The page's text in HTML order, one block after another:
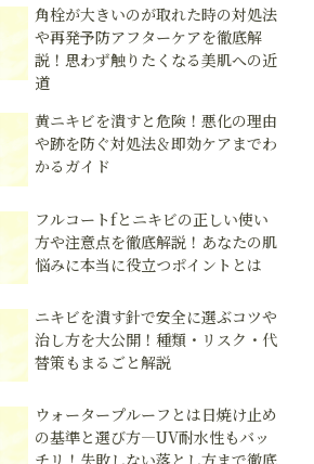
角栓が大きいのが取れた時の対処法
や再発予防アフターケアを徹底解
説！思わず触りたくなる美肌への近
道
黄ニキビを潰すと危険！悪化の理由
や跡を防ぐ対処法＆即効ケアまでわ
かるガイド
フルコートfとニキビの正しい使い
方や注意点を徹底解説！あなたの肌
悩みに本当に役立つポイントとは
ニキビを潰す針で安全に選ぶコツや
治し方を大公開！種類・リスク・代
替策もまるごと解説
ウォータープルーフとは日焼け止め
の基準と選び方―UV耐水性もバッ
チリ！失敗しない落とし方まで徹底